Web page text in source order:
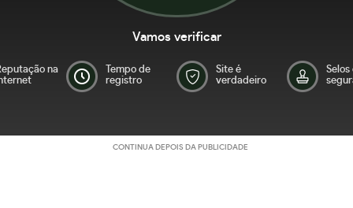
Vamos verificar
na
Tempo de
registro
Site é
verdadeiro
Selos
CONTINUA DEPOIS DA PUBLICIDADE